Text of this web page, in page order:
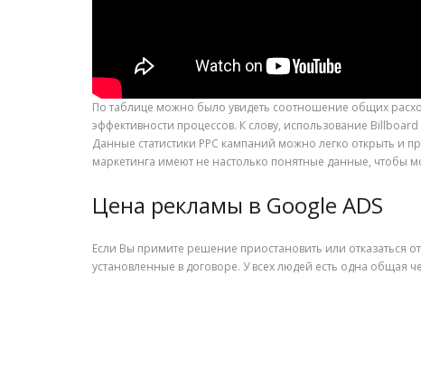
По таблице можно было увидеть соотношение общих
эффективности процессов. К слову, использование
Данные статистики PPC кампаний можно легко открыть и
маркетинга имеют не настолько понятные данные, чтобы
Цена рекламы в Google ADS
Если Вы примите решение приостановить или отказаться
установленные в договоре. У всех людей есть одна общая